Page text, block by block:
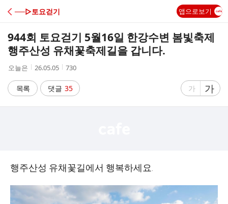
C
A
──▷토요걷기 앱으로보기
944회 토요걷기 5월16일 한강수변 봄빛축제
행주산성 유채꽃축제길을 갑니다.
작
자
오늘은
작
시
간
26.05.05
조
수
730
목록 댓글 35
글
가
글
자
가
행주산성 유채꽃길에서 행복하세요.